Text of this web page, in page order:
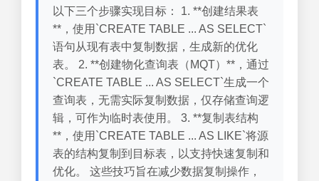
以下三个步骤实现目标： 1. **创建结果表
**，使用`CREATE TABLE ... AS SELECT`
语句从现有表中复制数据，生成新的优化
表。 2. **创建物化查询表（MQT）**，通过
`CREATE TABLE ... AS SELECT`生成一个
查询表，无需实际复制数据，仅存储查询逻
辑，可作为临时表使用。 3. **复制表结构
**，使用`CREATE TABLE ... AS LIKE`将源
表的结构复制到目标表，以支持快速复制和
优化。 这些技巧旨在减少数据复制操作，